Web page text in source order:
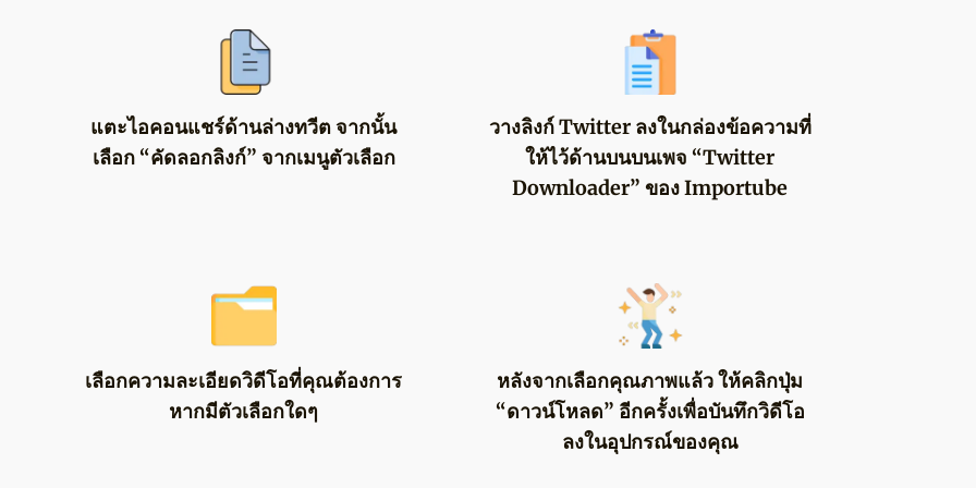
แตะไอคอนแชร์ด้านล่างทวีต จากนั้น
เลือก “คัดลอกลิงก์” จากเมนูตัวเลือก
วางลิงก์ Twitter ลงในกล่องข้อความที่
ให้ไว้ด้านบนบนเพจ “Twitter
Downloader” ของ Importube
เลือกความละเอียดวิดีโอที่คุณต้องการ
หากมีตัวเลือกใดๆ
หลังจากเลือกคุณภาพแล้ว ให้คลิกปุ่ม
“ดาวน์โหลด” อีกครั้งเพื่อบันทึกวิดีโอ
ลงในอุปกรณ์ของคุณ